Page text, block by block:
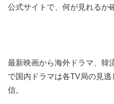
公式サイトで、何が見れるか
最新映画から海外ドラマ、韓
で国内ドラマは各TV局の見
信。